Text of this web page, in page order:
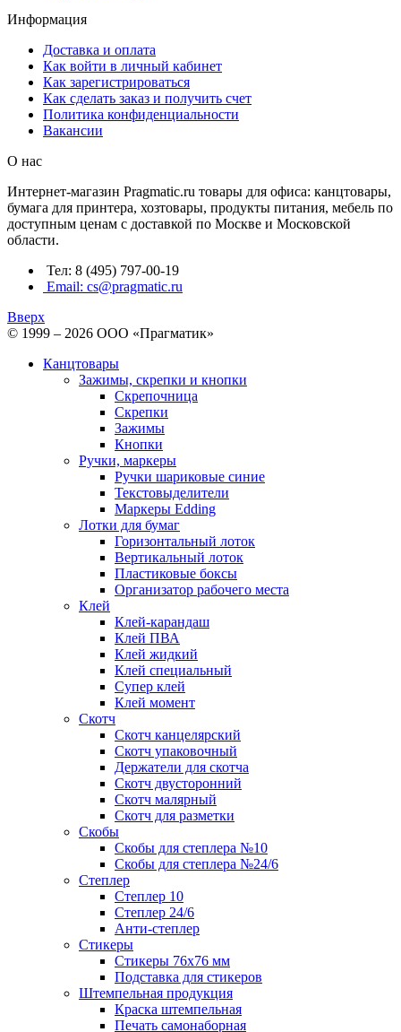
Информация
Доставка и оплата
Как войти в личный кабинет
Как зарегистрироваться
Как сделать заказ и получить счет
Политика конфиденциальности
Вакансии
О нас
Интернет-магазин Pragmatic.ru товары для офиса: канцтовары,
бумага для принтера, хозтовары, продукты питания, мебель по
доступным ценам с доставкой по Москве и Московской
области.
Тел: 8 (495) 797-00-19
Email: cs@pragmatic.ru
Вверх
© 1999 – 2026 ООО «Прагматик»
Канцтовары
Зажимы, скрепки и кнопки
Скрепочница
Скрепки
Зажимы
Кнопки
Ручки, маркеры
Ручки шариковые синие
Текстовыделители
Маркеры Edding
Лотки для бумаг
Горизонтальный лоток
Вертикальный лоток
Пластиковые боксы
Организатор рабочего места
Клей
Клей-карандаш
Клей ПВА
Клей жидкий
Клей специальный
Супер клей
Клей момент
Скотч
Скотч канцелярский
Скотч упаковочный
Держатели для скотча
Скотч двусторонний
Скотч малярный
Скотч для разметки
Скобы
Скобы для степлера №10
Скобы для степлера №24/6
Степлер
Степлер 10
Степлер 24/6
Анти-степлер
Стикеры
Стикеры 76x76 мм
Подставка для стикеров
Штемпельная продукция
Краска штемпельная
Печать самонаборная